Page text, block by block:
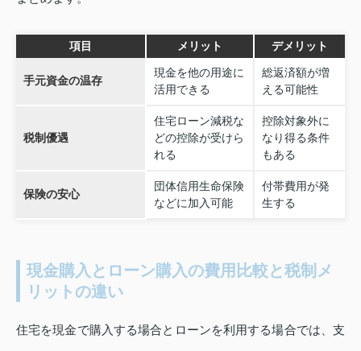
項目 メリット デメリット
手元資金の温存
現金を他の用途に
活用できる
総返済額が増
える可能性
税制優遇
住宅ローン減税な
どの控除が受けら
れる
控除対象外に
なり得る条件
もある
保険の安心
団体信用生命保険
などに加入可能
付帯費用が発
生する
現金購入とローン購入の費用比較と税制メ
リットの違い
住宅を現金で購入する場合とローンを利用する場合では、支